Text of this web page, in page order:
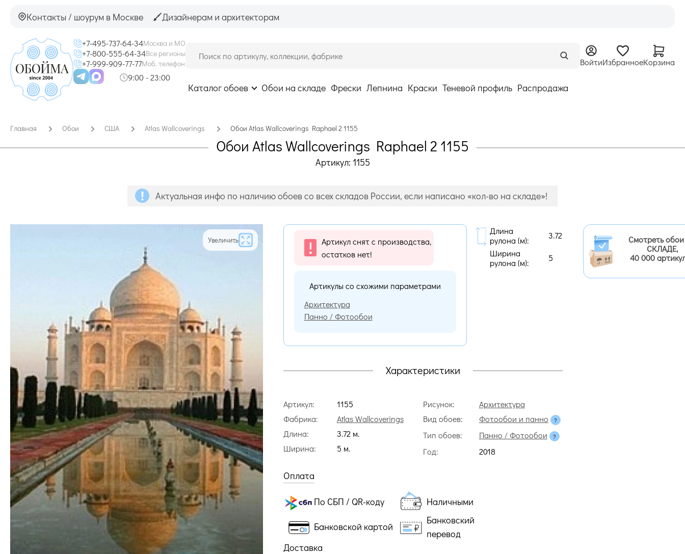
Контакты / шоурум в Москве Дизайнерам и архитекторам
+7-495-737-64-34Москва и МО
+7-800-555-64-34Все регионы
+7-999-909-77-77Моб. телефон
9:00 - 23:00
ВойтиИзбранноеКорзина
Каталог обоев Обои на складе Фрески Лепнина Краски Теневой профиль Распродажа
Главная Обои США Atlas Wallcoverings Обои Atlas Wallcoverings Raphael 2 1155
Обои Atlas Wallcoverings Raphael 2 1155
Артикул: 1155
Актуальная инфо по наличию обоев со всех складов России, если написано «кол-во на складе»!
Увеличить
Артикул снят с производства,
остатков нет!
Артикулы со схожими параметрами
Архитектура
Панно / Фотообои
Длина
рулона (м):
3.72
Ширина
рулона (м):
5
Характеристики
Артикул:
1155
Фабрика:
Atlas Wallcoverings
Длина:
3.72 м.
Ширина:
5 м.
Рисунок:
Архитектура
Вид обоев:
Фотообои и панно
Тип обоев:
Панно / Фотообои
Год:
2018
Оплата
По СБП / QR-коду Наличными
Банковской картой
Банковский
перевод
Доставка
Смотреть
СКЛАДЕ,
40 000